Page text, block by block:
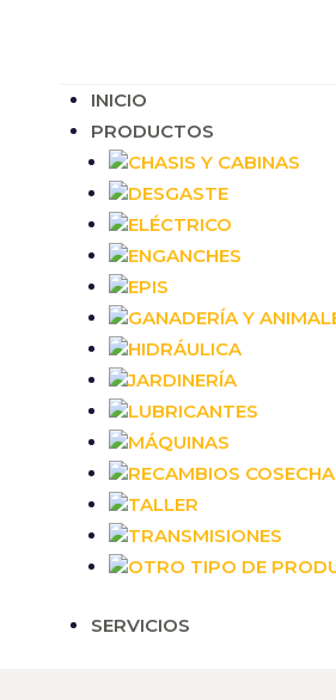
INICIO
PRODUCTOS
CHASIS Y CABINAS
DESGASTE
ELÉCTRICO
ENGANCHES
EPIS
GANADERÍA Y
HIDRÁULICA
JARDINERÍA
LUBRICANTES
MÁQUINAS
RECAMBIOS
TALLER
TRANSMISIONES
OTRO TIPO DE
SERVICIOS